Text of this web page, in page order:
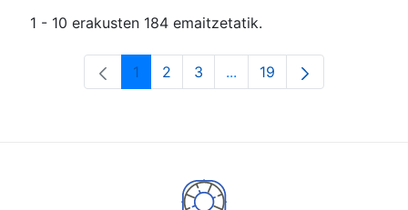
1 - 10 erakusten 184 emaitzetatik.
Orrialdea
1 Orrialdea
2 Orrialdea
3 ...Intermediate Pages Use
Orrialdea
19